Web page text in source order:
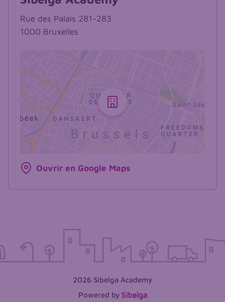
Rue des Palais 281-283
1000 Bruxelles
Ouvrir en Google Maps
2026 Sibelga Academy
Powered by